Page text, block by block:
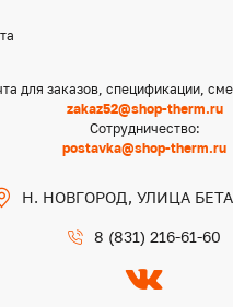
для заказов, спецификации,
zakaz52@shop-therm.ru
Сотрудничество:
postavka@shop-therm.ru
Н. НОВГОРОД, УЛИЦА
8 (831) 216-61-60